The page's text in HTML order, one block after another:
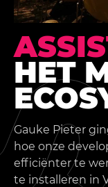
HET
Gauke Pieter
hoe onze
efficiënter te
te installeren in